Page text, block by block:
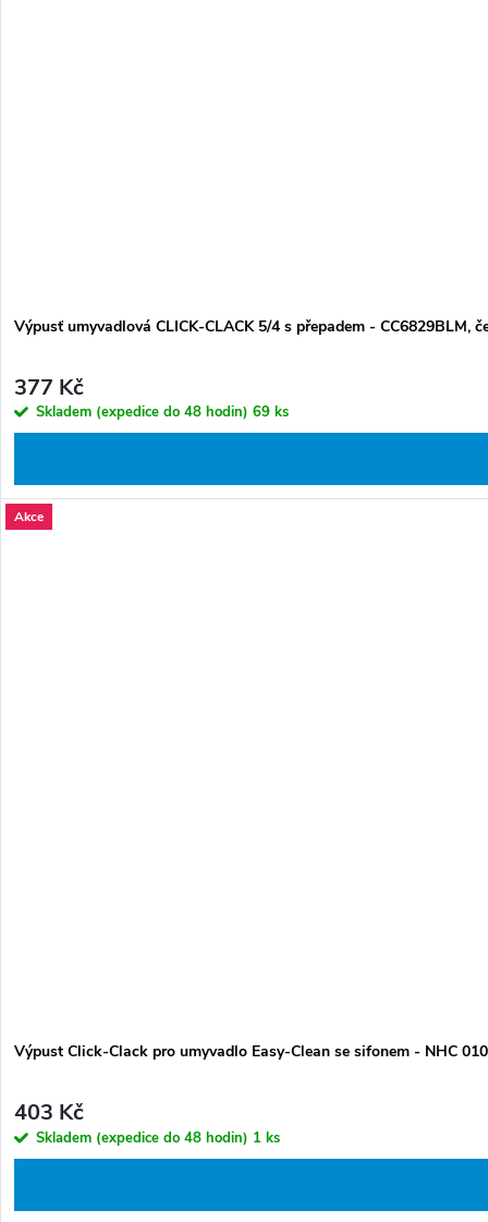
Výpusť umyvadlová CLICK-CLACK 5/4 s přepadem - CC6829BLM,
377 Kč
Skladem (expedice do 48 hodin) 69 ks
Akce
Výpust Click-Clack pro umyvadlo Easy-Clean se sifonem - NHC
403 Kč
Skladem (expedice do 48 hodin) 1 ks